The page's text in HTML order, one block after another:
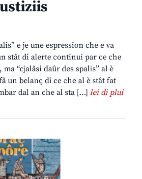
e je une espression che e va
stât di alerte continui par ce che
“cjalâsi daûr des spalis” al è
un belanç di ce che al è stât fat
dal an che al sta […] lei di plui